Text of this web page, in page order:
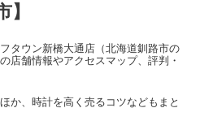
タウン新橋大通店（北海道釧路市の
店舗情報やアクセスマップ、評判・
か、時計を高く売るコツなどもまと